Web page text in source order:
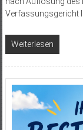
Verfassungsgericht
Weiterlesen